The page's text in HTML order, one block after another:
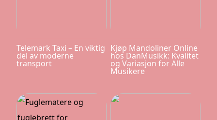
Telemark Taxi – En viktig
del av moderne
transport
Kjøp Mandoliner Online
hos DanMusikk: Kvalitet
og Variasjon for Alle
Musikere